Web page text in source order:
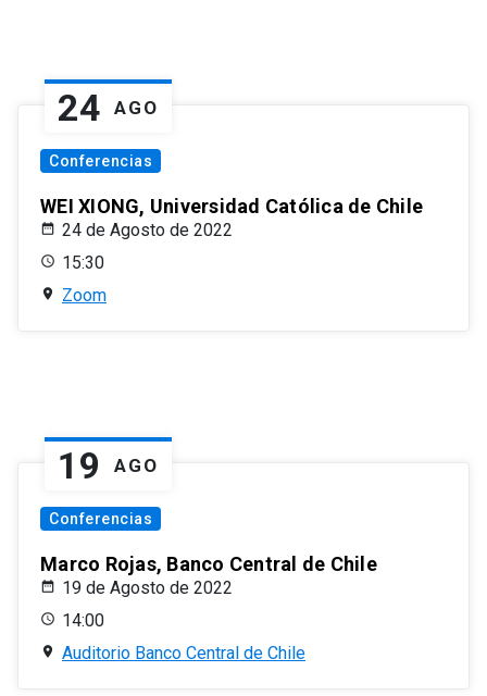
24 AGO
Conferencias
WEI XIONG, Universidad Católica de Chile
24 de Agosto de 2022
15:30
Zoom
19 AGO
Conferencias
Marco Rojas, Banco Central de Chile
19 de Agosto de 2022
14:00
Auditorio Banco Central de Chile